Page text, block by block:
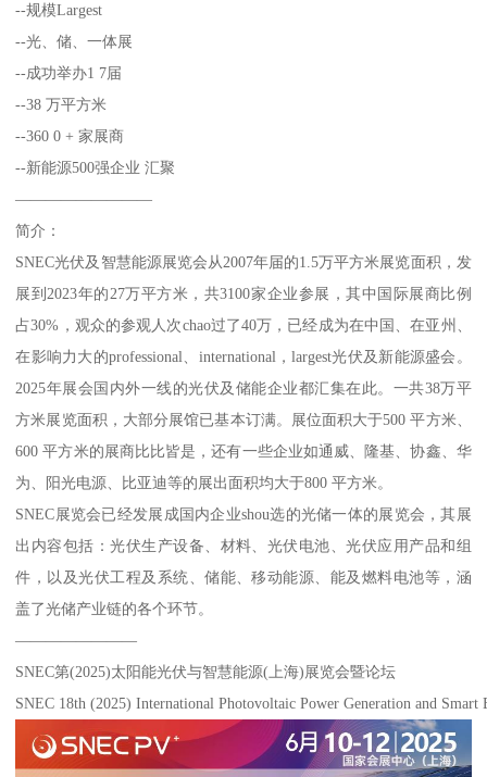
--规模Largest
--光、储、一体展
--成功举办1 7届
--38 万平方米
--360 0 + 家展商
--新能源500强企业 汇聚
—————————
简介：
SNEC光伏及智慧能源展览会从2007年届的1.5万平方米展览面积，发
展到2023年的27万平方米，共3100家企业参展，其中国际展商比例
占30%，观众的参观人次chao过了40万，已经成为在中国、在亚州、
在影响力大的professional、international，largest光伏及新能源盛会。
2025年展会国内外一线的光伏及储能企业都汇集在此。一共38万平
方米展览面积，大部分展馆已基本订满。展位面积大于500 平方米、
600 平方米的展商比比皆是，还有一些企业如通威、隆基、协鑫、华
为、阳光电源、比亚迪等的展出面积均大于800 平方米。
SNEC展览会已经发展成国内企业shou选的光储一体的展览会，其展
出内容包括：光伏生产设备、材料、光伏电池、光伏应用产品和组
件，以及光伏工程及系统、储能、移动能源、能及燃料电池等，涵
盖了光储产业链的各个环节。
————————
SNEC第(2025)太阳能光伏与智慧能源(上海)展览会暨论坛
SNEC 18th (2025) International Photovoltaic Power Generation and